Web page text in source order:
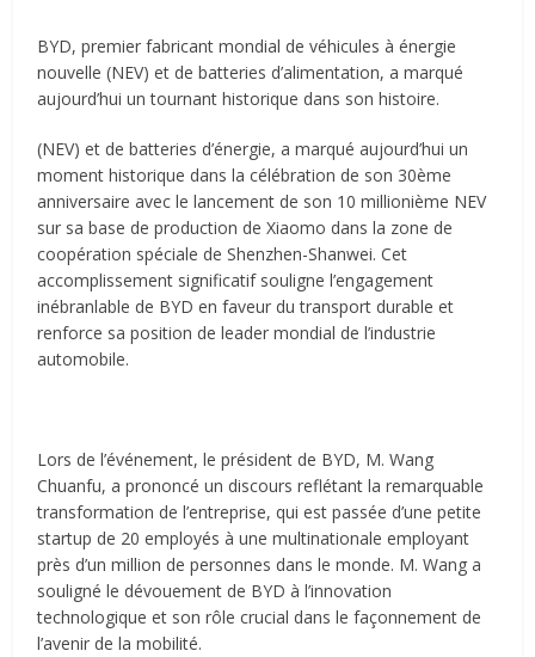
BYD, premier fabricant mondial de véhicules à énergie
nouvelle (NEV) et de batteries d’alimentation, a marqué
aujourd’hui un tournant historique dans son histoire.
(NEV) et de batteries d’énergie, a marqué aujourd’hui un
moment historique dans la célébration de son 30ème
anniversaire avec le lancement de son 10 millionième NEV
sur sa base de production de Xiaomo dans la zone de
coopération spéciale de Shenzhen-Shanwei. Cet
accomplissement significatif souligne l’engagement
inébranlable de BYD en faveur du transport durable et
renforce sa position de leader mondial de l’industrie
automobile.
Lors de l’événement, le président de BYD, M. Wang
Chuanfu, a prononcé un discours reflétant la remarquable
transformation de l’entreprise, qui est passée d’une petite
startup de 20 employés à une multinationale employant
près d’un million de personnes dans le monde. M. Wang a
souligné le dévouement de BYD à l’innovation
technologique et son rôle crucial dans le façonnement de
l’avenir de la mobilité.